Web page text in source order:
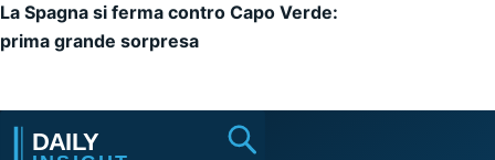
La Spagna si ferma contro Capo Verde:
prima grande sorpresa